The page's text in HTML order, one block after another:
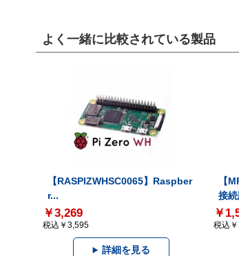
よく一緒に比較されている製品
【RASPIZWHSC0065】Raspber
r...
￥3,269
税込￥3,595
詳細を見る
【
接
￥
税込